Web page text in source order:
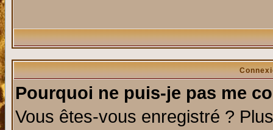
Pourquoi ne puis-je pas me
Vous êtes-vous enregistré ?